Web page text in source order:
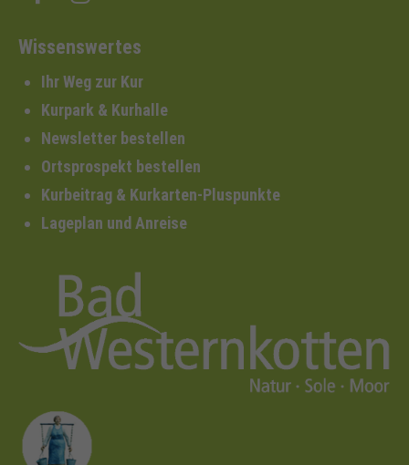
Wissenswertes
Ihr Weg zur Kur
Kurpark & Kurhalle
Newsletter bestellen
Ortsprospekt bestellen
Kurbeitrag & Kurkarten-Pluspunkte
Lageplan und Anreise